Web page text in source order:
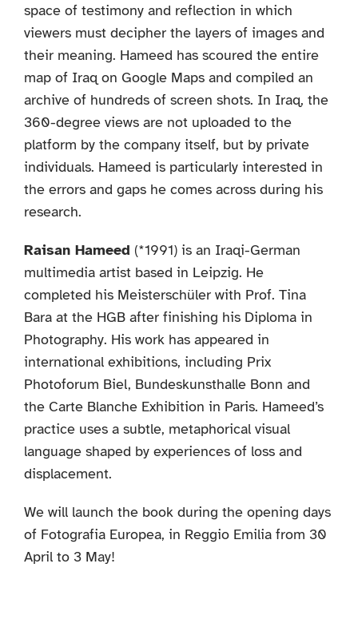
space of testimony and reflection in which
viewers must decipher the layers of images and
their meaning. Hameed has scoured the entire
map of Iraq on Google Maps and compiled an
archive of hundreds of screen shots. In Iraq, the
360-degree views are not uploaded to the
platform by the company itself, but by private
individuals. Hameed is particularly interested in
the errors and gaps he comes across during his
research.
Raisan Hameed (*1991) is an Iraqi-German
multimedia artist based in Leipzig. He
completed his Meisterschüler with Prof. Tina
Bara at the HGB after finishing his Diploma in
Photography. His work has appeared in
international exhibitions, including Prix
Photoforum Biel, Bundeskunsthalle Bonn and
the Carte Blanche Exhibition in Paris. Hameed’s
practice uses a subtle, metaphorical visual
language shaped by experiences of loss and
displacement.
We will launch the book during the opening days
of Fotografia Europea, in Reggio Emilia from 30
April to 3 May!